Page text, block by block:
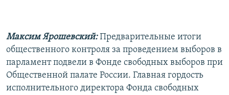
Максим Ярошевский: Предварительные итоги
общественного контроля за проведением выборов в
парламент подвели в Фонде свободных выборов при
Общественной палате России. Главная гордость
исполнительного директора Фонда свободных